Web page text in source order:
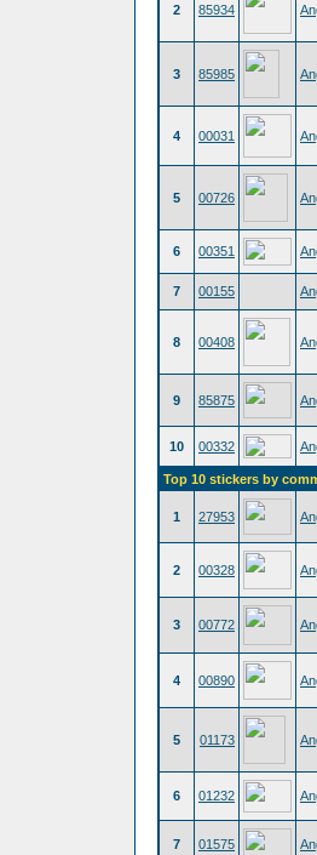
2 85934
3 85985
4 00031
5 00726
6 00351
7 00155
8 00408
9 85875
10 00332
Top 10 stickers by
1 27953
2 00328
3 00772
4 00890
5 01173
6 01232
7 01575